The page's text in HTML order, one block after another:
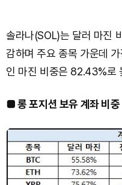
솔라나(SOL)는 달러 마진
감하며 주요 종목 가운데
인 마진 비중은 82.43%로
■ 롱 포지션 보유 계좌 비중